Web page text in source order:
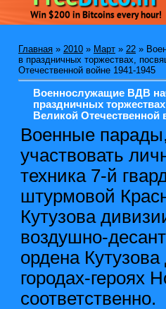
Главная » 2010 » Март » 22 »
в праздничных торжествах,
Отечественной войне 1941-1945
Военнослужащие ВДВ
праздничных
Великой Отечественной
Военные
участвовать
техника 7-й
штурмовой
Кутузова
воздушно-
ордена
городах-героях
соответственно.